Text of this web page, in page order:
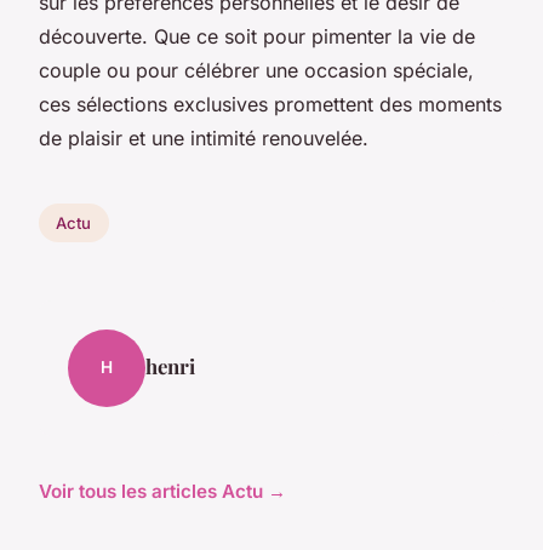
découverte. Que ce soit pour pimenter la vie de
couple ou pour célébrer une occasion spéciale,
ces sélections exclusives promettent des moments
de plaisir et une intimité renouvelée.
Actu
H henri
Voir tous les articles Actu →